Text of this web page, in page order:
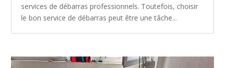
services de débarras professionnels. Toutefois, choisir
le bon service de débarras peut être une tâche...